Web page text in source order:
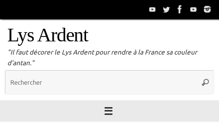
Lys Ardent
"Il faut décorer le Lys Ardent pour rendre à la France sa couleur
d'antan."